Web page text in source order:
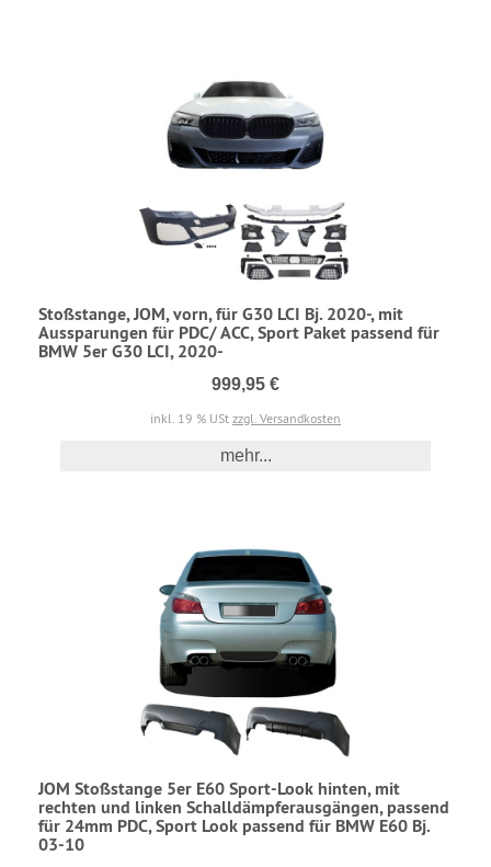
Stoßstange, JOM, vorn, für G30 LCI Bj. 2020-, mit
Aussparungen für PDC/ ACC, Sport Paket passend für
BMW 5er G30 LCI, 2020-
999,95 €
inkl. 19 % USt zzgl. Versandkosten
mehr...
JOM Stoßstange 5er E60 Sport-Look hinten, mit
rechten und linken Schalldämpferausgängen, passend
für 24mm PDC, Sport Look passend für BMW E60 Bj.
03-10